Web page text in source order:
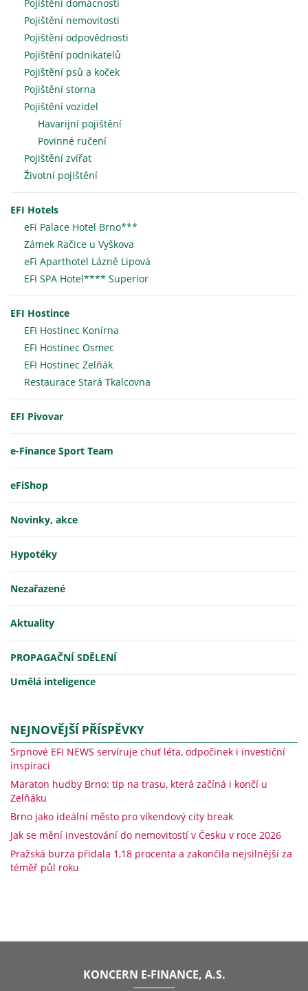
Pojištění domácnosti
Pojištění nemovitosti
Pojištění odpovědnosti
Pojištění podnikatelů
Pojištění psů a koček
Pojištění storna
Pojištění vozidel
Havarijní pojištění
Povinné ručení
Pojištění zvířat
Životní pojištění
EFI Hotels
eFi Palace Hotel Brno***
Zámek Račice u Vyškova
eFi Aparthotel Lázně Lipová
EFI SPA Hotel**** Superior
EFI Hostince
EFI Hostinec Konírna
EFI Hostinec Osmec
EFI Hostinec Zelňák
Restaurace Stará Tkalcovna
EFI Pivovar
e-Finance Sport Team
eFiShop
Novinky, akce
Hypotéky
Nezařazené
Aktuality
PROPAGAČNÍ SDĚLENÍ
Umělá inteligence
NEJNOVĚJŠÍ PŘÍSPĚVKY
Srpnové EFI NEWS servíruje chuť léta, odpočinek i investiční
inspiraci
Maraton hudby Brno: tip na trasu, která začíná i končí u
Zelňáku
Brno jako ideální město pro víkendový city break
Jak se mění investování do nemovitostí v Česku v roce 2026
Pražská burza přidala 1,18 procenta a zakončila nejsilnější za
téměř půl roku
KONCERN E-FINANCE, A.S.